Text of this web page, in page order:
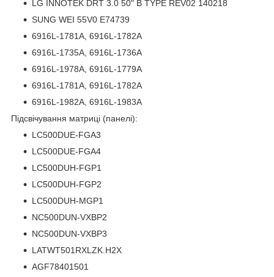
LG INNOTEK DRT 3.0 50" B TYPE REV02 140218
SUNG WEI 55V0 E74739
6916L-1781A, 6916L-1782A
6916L-1735A, 6916L-1736A
6916L-1978A, 6916L-1779A
6916L-1781A, 6916L-1782A
6916L-1982A, 6916L-1983A
Підсвічування матриці (панелі):
LC500DUE-FGA3
LC500DUE-FGA4
LC500DUH-FGP1
LC500DUH-FGP2
LC500DUH-MGP1
NC500DUN-VXBP2
NC500DUN-VXBP3
LATWT501RXLZK.H2X
AGF78401501